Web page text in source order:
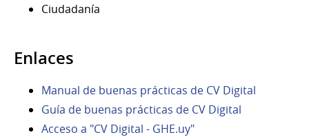
Ciudadanía
Enlaces
Manual de buenas prácticas de CV Digital
Guía de buenas prácticas de CV Digital
Acceso a "CV Digital - GHE.uy"